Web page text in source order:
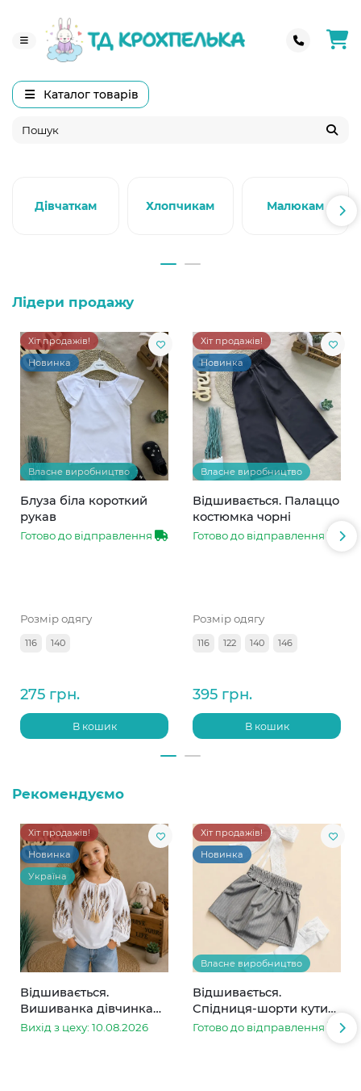
Каталог товарів
Дівчаткам Хлопчикам Малюкам
Лідери продажу
Хіт продажів!
Новинка
Власне виробництво
Блуза біла короткий
рукав
Готово до відправлення
Розмір одягу
116 140
275 грн.
В кошик
Хіт продажів!
Новинка
Власне виробництво
Відшивається. Палаццо
костюмка чорні
Готово до відправлення
Розмір одягу
116 122 140 146
395 грн.
В кошик
Рекомендуємо
Хіт продажів!
Новинка
Україна
Відшивається.
Вишиванка дівчинка
колоски
Вихід з цеху: 10.08.2026
Хіт продажів!
Новинка
Власне виробництво
Відшивається.
Спідниця-шорти кутик
сіра в смужку
Готово до відправлення